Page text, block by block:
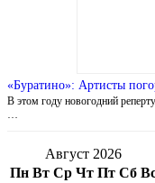
«Буратино»: Артисты
В этом году новогодний
Август 2026
Пн Вт Ср Чт Пт Сб